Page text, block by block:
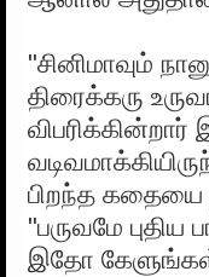
"சினிமாவும்
திரைக்கரு
பிறந்த கதையை
"பருவமே
இதோ